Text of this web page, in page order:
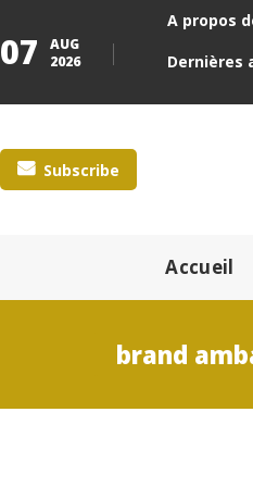
07
AUG
2026
A propos
Dernières
Subscribe
Accueil
brand